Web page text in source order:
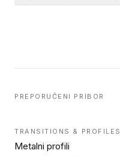
PREPORUČENI PRIBOR
TRANSITIONS & PROFILES
Metalni profili